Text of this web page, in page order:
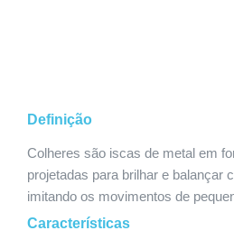
Definição
Colheres são iscas de metal em
projetadas para brilhar e balançar
imitando os movimentos de
Características